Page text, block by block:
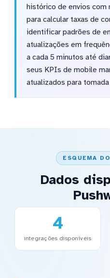
histórico de envios com
para calcular taxas de
identificar padrões de
atualizações em
a cada 5 minutos até
seus KPIs de mobile
atualizados para
ESQUEMA
Dados
4
integrações disponíveis